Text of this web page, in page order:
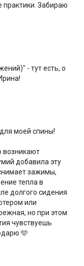
практики. Забираю
- тут есть, о
моей спины!
возникают
добавила эту
зажимы,
тепла в
долгого сидения
или
но при этом
чувствуешь
🩵